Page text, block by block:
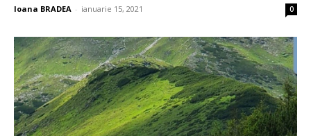
Ioana BRADEA - ianuarie 15, 2021 0